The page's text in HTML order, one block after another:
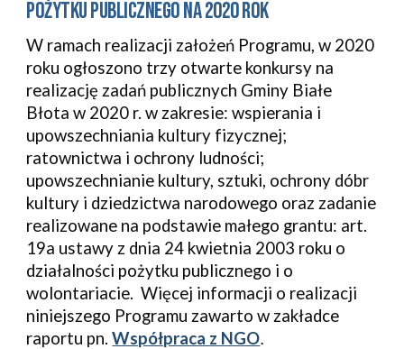
POŻYTKU PUBLICZNEGO NA 2020 ROK
W ramach realizacji założeń Programu, w 2020
roku ogłoszono trzy otwarte konkursy na
realizację zadań publicznych Gminy Białe
Błota w 2020 r. w zakresie: wspierania i
upowszechniania kultury fizycznej;
ratownictwa i ochrony ludności;
upowszechnianie kultury, sztuki, ochrony dóbr
kultury i dziedzictwa narodowego oraz zadanie
realizowane na podstawie małego grantu: art.
19a ustawy z dnia 24 kwietnia 2003 roku o
działalności pożytku publicznego i o
wolontariacie.  Więcej informacji o realizacji
niniejszego Programu zawarto w zakładce
raportu pn. Współpraca z NGO.